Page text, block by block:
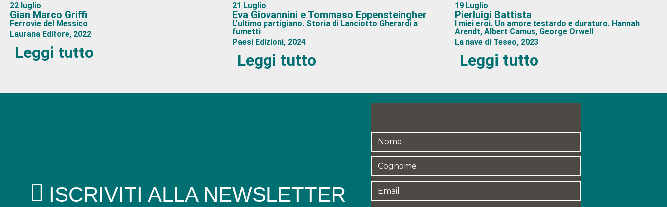
22 luglio
Gian Marco Griffi
Ferrovie del Messico
Laurana Editore, 2022
Leggi tutto
21 Luglio
Eva Giovannini e Tommaso Eppensteingher
L’ultimo partigiano. Storia di Lanciotto Gherardi a
fumetti
Paesi Edizioni, 2024
Leggi tutto
19 Luglio
Pierluigi Battista
I miei eroi. Un amore testardo e duraturo. Hannah
Arendt, Albert Camus, George Orwell
La nave di Teseo, 2023
Leggi tutto
ISCRIVITI ALLA NEWSLETTER